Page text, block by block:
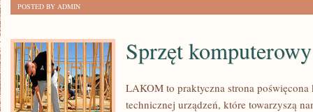
POSTED BY ADMIN
Sprzęt komputerowy
LAKOM to praktyczna strona poświęcona
technicznej urządzeń, które towarzyszą